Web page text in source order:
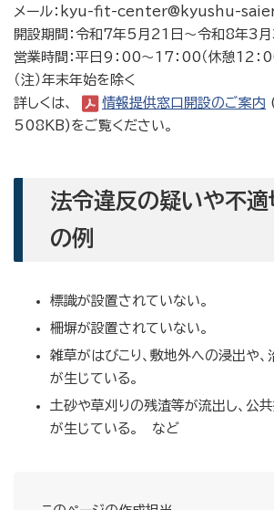
メール：kyu-fit-center@kyushu-
開設期間：令和7年5月21日～令和8年3
営業時間：平日9：00～17：00（休憩12：
（注）年末年始を除く
詳しくは、
情報提供窓口開設のご案内
508KB)をご覧ください。
法令違反の疑いや不
の例
標識が設置されていない。
柵塀が設置されていない。
雑草がはびこり、敷地外への浸出や
が生じている。
土砂や草刈りの残渣等が流出し、公
が生じている。 など